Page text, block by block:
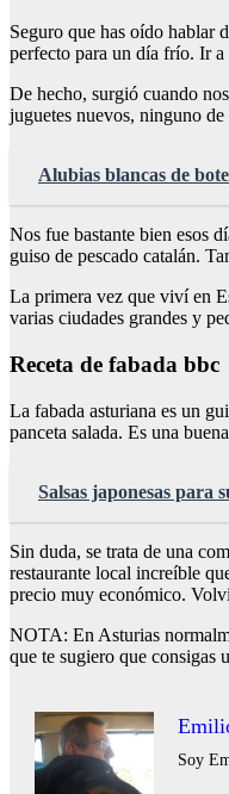
Seguro que has oído hablar
perfecto para un día frío. Ir a
De hecho, surgió cuando
juguetes nuevos, ninguno
Alubias blancas de
Nos fue bastante bien esos
guiso de pescado catalán.
La primera vez que viví en
varias ciudades grandes y
Receta de fabada bbc
La fabada asturiana es un
panceta salada. Es una
Salsas japonesas para
Sin duda, se trata de una
restaurante local increíble
precio muy económico.
NOTA: En Asturias
que te sugiero que consigas
Soy